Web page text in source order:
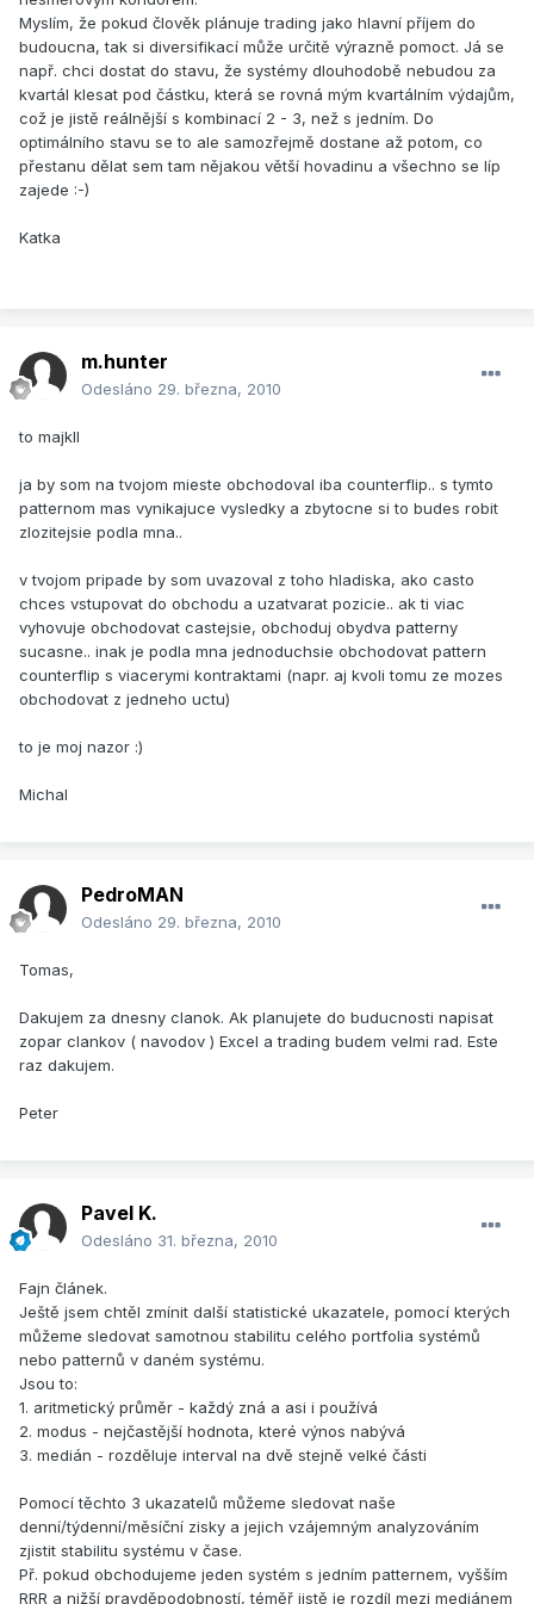
Myslím, že pokud člověk plánuje trading jako hlavní příjem do
budoucna, tak si diversifikací může určitě výrazně pomoct. Já se
např. chci dostat do stavu, že systémy dlouhodobě nebudou za
kvartál klesat pod částku, která se rovná mým kvartálním výdajům,
což je jistě reálnější s kombinací 2 - 3, než s jedním. Do
optimálního stavu se to ale samozřejmě dostane až potom, co
přestanu dělat sem tam nějakou větší hovadinu a všechno se líp
zajede :-)
Katka
m.hunter
Odesláno 29. března, 2010
to majkll
ja by som na tvojom mieste obchodoval iba counterflip.. s tymto
patternom mas vynikajuce vysledky a zbytocne si to budes robit
zlozitejsie podla mna..
v tvojom pripade by som uvazoval z toho hladiska, ako casto
chces vstupovat do obchodu a uzatvarat pozicie.. ak ti viac
vyhovuje obchodovat castejsie, obchoduj obydva patterny
sucasne.. inak je podla mna jednoduchsie obchodovat pattern
counterflip s viacerymi kontraktami (napr. aj kvoli tomu ze mozes
obchodovat z jedneho uctu)
to je moj nazor :)
Michal
PedroMAN
Odesláno 29. března, 2010
Tomas,
Dakujem za dnesny clanok. Ak planujete do buducnosti napisat
zopar clankov ( navodov ) Excel a trading budem velmi rad. Este
raz dakujem.
Peter
Pavel K.
Odesláno 31. března, 2010
Fajn článek.
Ještě jsem chtěl zmínit další statistické ukazatele, pomocí kterých
můžeme sledovat samotnou stabilitu celého portfolia systémů
nebo patternů v daném systému.
Jsou to:
1. aritmetický průměr - každý zná a asi i používá
2. modus - nejčastější hodnota, které výnos nabývá
3. medián - rozděluje interval na dvě stejně velké části
Pomocí těchto 3 ukazatelů můžeme sledovat naše
denní/týdenní/měsíční zisky a jejich vzájemným analyzováním
zjistit stabilitu systému v čase.
Př. pokud obchodujeme jeden systém s jedním patternem, vyšším
RRR a nižší pravděpodobností, téměř jistě je rozdíl mezi mediánem